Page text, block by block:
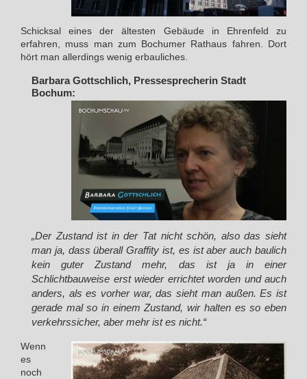
Schicksal eines der ältesten Gebäude in Ehrenfeld zu
erfahren, muss man zum Bochumer Rathaus fahren. Dort
hört man allerdings wenig erbauliches.
Barbara Gottschlich, Pressesprecherin Stadt
Bochum:
„Der Zustand ist in der Tat nicht schön, also das sieht
man ja, dass überall Graffity ist, es ist aber auch baulich
kein guter Zustand mehr, das ist ja in einer
Schlichtbauweise erst wieder errichtet worden und auch
anders, als es vorher war, das sieht man außen. Es ist
gerade mal so in einem Zustand, wir halten es so eben
verkehrssicher, aber mehr ist es nicht.“
Wenn
es
noch